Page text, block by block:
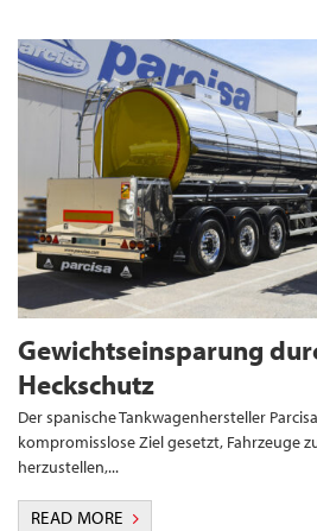
Gewichtseinsparung
Heckschutz
Der spanische Tankwagenhersteller
kompromisslose Ziel gesetzt, Fahrzeuge
herzustellen,...
READ MORE